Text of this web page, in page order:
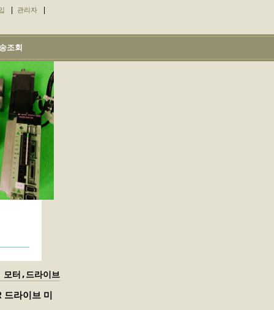
관리자
조회
모터,드라이브
라이브 미